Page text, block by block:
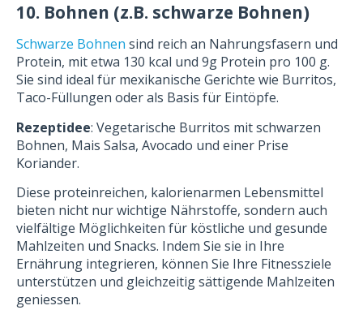
10. Bohnen (z.B. schwarze Bohnen)
Schwarze Bohnen sind reich an Nahrungsfasern und
Protein, mit etwa 130 kcal und 9g Protein pro 100 g.
Sie sind ideal für mexikanische Gerichte wie Burritos,
Taco-Füllungen oder als Basis für Eintöpfe.
Rezeptidee: Vegetarische Burritos mit schwarzen
Bohnen, Mais Salsa, Avocado und einer Prise
Koriander.
Diese proteinreichen, kalorienarmen Lebensmittel
bieten nicht nur wichtige Nährstoffe, sondern auch
vielfältige Möglichkeiten für köstliche und gesunde
Mahlzeiten und Snacks. Indem Sie sie in Ihre
Ernährung integrieren, können Sie Ihre Fitnessziele
unterstützen und gleichzeitig sättigende Mahlzeiten
geniessen.